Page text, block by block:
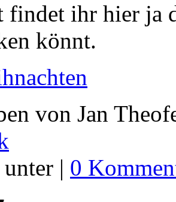
ihr hier ja
könnt.
von Jan
| 0